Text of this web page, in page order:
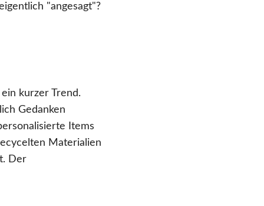
"angesagt"?
kurzer Trend.
Gedanken
Items
Materialien
Der